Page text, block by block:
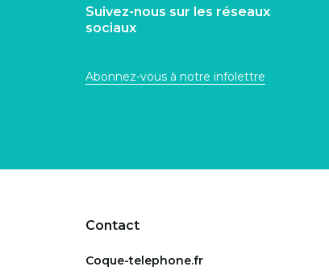
Suivez-nous sur les réseaux
sociaux
Abonnez-vous à notre infolettre
Contact
Coque-telephone.fr